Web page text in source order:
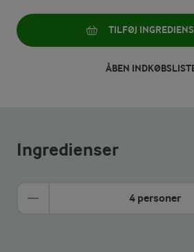
TILFØJ
ÅBEN
Ingredienser
4 personer